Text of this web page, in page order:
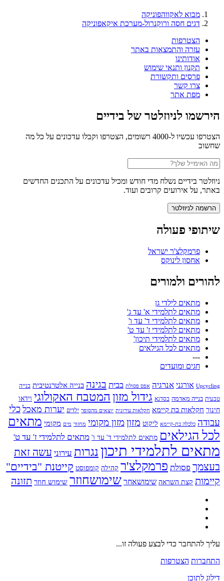
מבוא לאקווהפוניקה
דגים חסה ורוקנרול-מערכת איקאפוניקה
הצטרפות
עזרה והתמצאות באתר
אודותינו
תקנון ותנאי שימוש
פרסים ותקשורת
צרו קשר
מפת אתר
הירשמו לניוזלטר של בידיים
הצטרפו עכשיו ל-4000 רשומים, הצטרפו וקבלו עדכונים על כל מה
שחשוב
ניוזלטר בידיים נשלח מדי חודש ומכיל עדכונים על התכנים החדשים
באתר, על אירועים קרובים ועוד.
שיתופי פעולה
פרמקלצ'ר ישראל
אחסון לינוקס
להורים ולמורים
מתאים לילדי גן
מתאים לתלמידי א' עד ג'
מתאים לתלמידי ד' עד ו'
מתאים לתלמידי ז' עד ט'
מתאים לתלמידי תיכון'
מתאים לכל הגילאים
---
חגים ומועדים
Upcycling אורגני אנרגיה אפס פסולת בבית בגינה בנייה אלטרנטיבית בנייה
טבעית בנייה מאדמה בסדנא גידול מזון המטבח האקולוגי וידאו
חינוך חקלאות בת קיימא חקלאות עירונית יוצאים מהסופר ילדים יערות מאכל כלי
עבודה כלכלה בת-קיימא ליקוט מזוןמזון מקומי מחזור מים מקומי מתאים
לכל הגילאים מתאים לתלמידי ד' עד ו' מתאים לתלמידי ז' עד ט'
מתאים לתלמידי תיכון נגרות עירוני עשה זאת
בעצמך פסולת פרמקלצ'ר קהילה קומפוסט קייטנת "בידיים"
קיימות קצת השראה שימושאחר שימושחוזר שימוש חוזר תזונה
עליך להתחבר כדי לבצע פעולה זו...
התחברות הצטרפות
דילוג לתוכן